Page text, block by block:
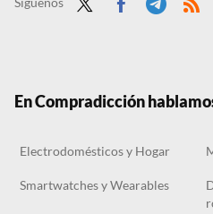
En Compradicción
Electrodomésticos y Hogar
Smartwatches y Wearables